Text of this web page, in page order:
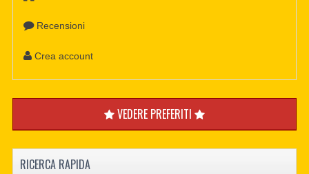
Recensioni
Crea account
VEDERE PREFERITI
RICERCA RAPIDA